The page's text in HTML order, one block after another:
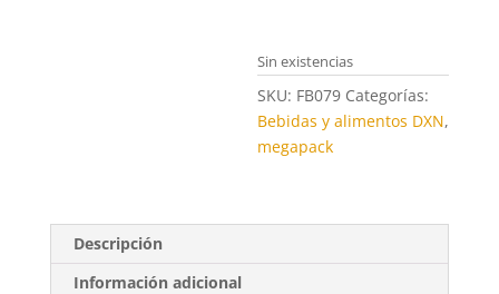
Sin existencias
SKU: FB079 Categorías:
Bebidas y alimentos DXN,
megapack
Descripción
Información adicional